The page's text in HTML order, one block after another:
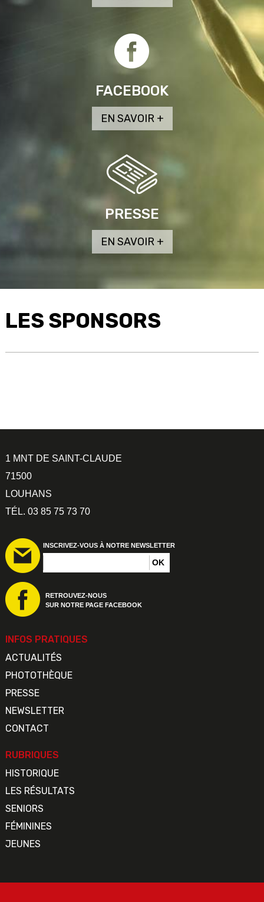
FACEBOOK
PRESSE
LES SPONSORS
1 MNT DE SAINT-CLAUDE
71500
LOUHANS
TÉL. 03 85 75 73 70
INSCRIVEZ-VOUS À NOTRE NEWSLETTER
RETROUVEZ-NOUS
SUR NOTRE PAGE FACEBOOK
INFOS PRATIQUES
ACTUALITÉS
PHOTOTHÈQUE
PRESSE
NEWSLETTER
CONTACT
RUBRIQUES
HISTORIQUE
LES RÉSULTATS
SENIORS
FÉMININES
JEUNES